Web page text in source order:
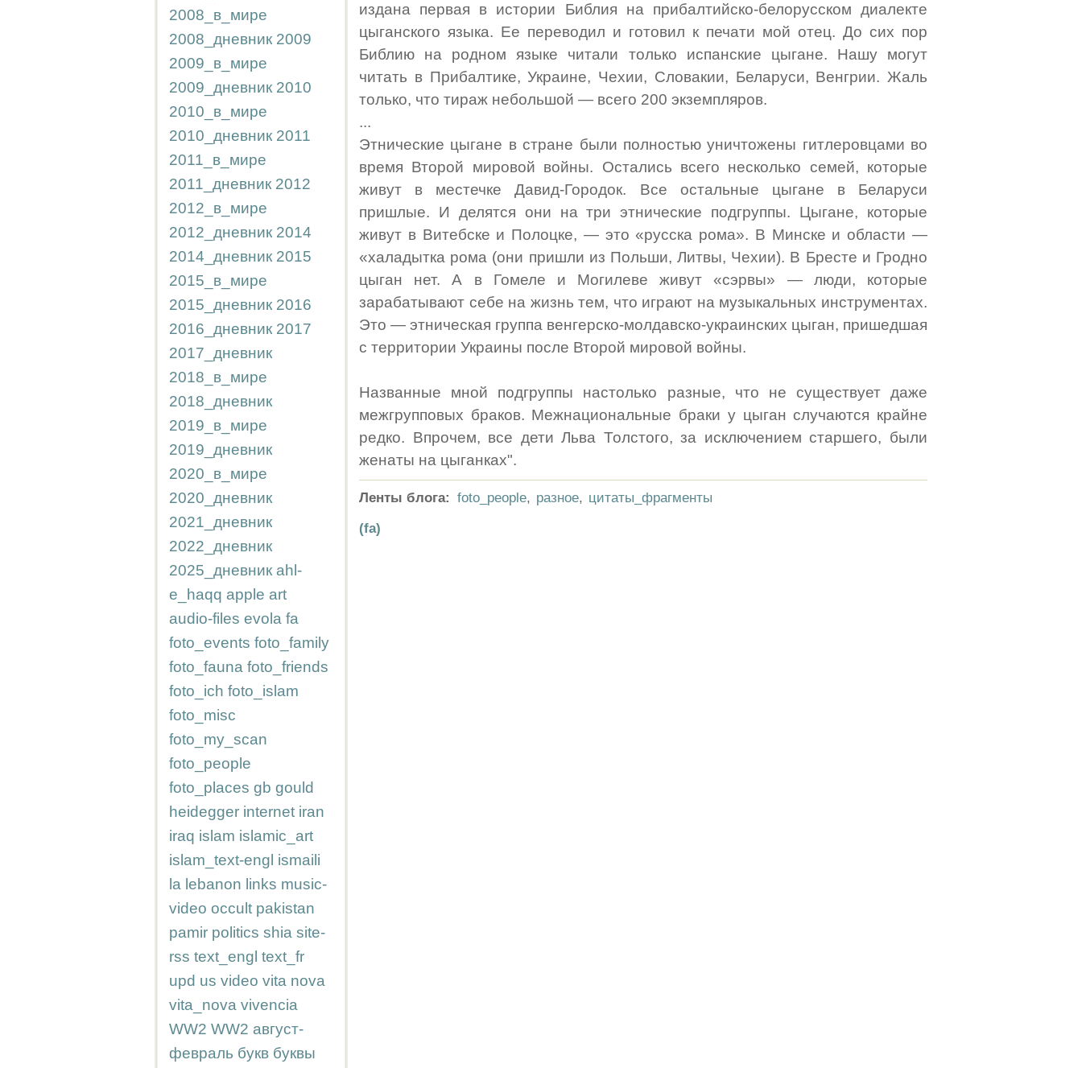
2008_в_мире
2008_дневник 2009
2009_в_мире
2009_дневник 2010
2010_в_мире
2010_дневник 2011
2011_в_мире
2011_дневник 2012
2012_в_мире
2012_дневник 2014
2014_дневник 2015
2015_в_мире
2015_дневник 2016
2016_дневник 2017
2017_дневник
2018_в_мире
2018_дневник
2019_в_мире
2019_дневник
2020_в_мире
2020_дневник
2021_дневник
2022_дневник
2025_дневник ahl-
e_haqq apple art
audio-files evola fa
foto_events foto_family
foto_fauna foto_friends
foto_ich foto_islam
foto_misc
foto_my_scan
foto_people
foto_places gb gould
heidegger internet iran
iraq islam islamic_art
islam_text-engl ismaili
la lebanon links music-
video occult pakistan
pamir politics shia site-
rss text_engl text_fr
upd us video vita nova
vita_nova vivencia
WW2 WW2 август-
февраль букв буквы
издана первая в истории Библия на прибалтийско-белорусском диалекте
цыганского языка. Ее переводил и готовил к печати мой отец. До сих пор
Библию на родном языке читали только испанские цыгане. Нашу могут
читать в Прибалтике, Украине, Чехии, Словакии, Беларуси, Венгрии. Жаль
только, что тираж небольшой — всего 200 экземпляров.
...
Этнические цыгане в стране были полностью уничтожены гитлеровцами во
время Второй мировой войны. Остались всего несколько семей, которые
живут в местечке Давид-Городок. Все остальные цыгане в Беларуси
пришлые. И делятся они на три этнические подгруппы. Цыгане, которые
живут в Витебске и Полоцке, — это «русска рома». В Минске и области —
«халадытка рома (они пришли из Польши, Литвы, Чехии). В Бресте и Гродно
цыган нет. А в Гомеле и Могилеве живут «сэрвы» — люди, которые
зарабатывают себе на жизнь тем, что играют на музыкальных инструментах.
Это — этническая группа венгерско-молдавско-украинских цыган, пришедшая
с территории Украины после Второй мировой войны.
Названные мной подгруппы настолько разные, что не существует даже
межгрупповых браков. Межнациональные браки у цыган случаются крайне
редко. Впрочем, все дети Льва Толстого, за исключением старшего, были
женаты на цыганках".
Ленты блога: foto_people, разное, цитаты_фрагменты
(fa)